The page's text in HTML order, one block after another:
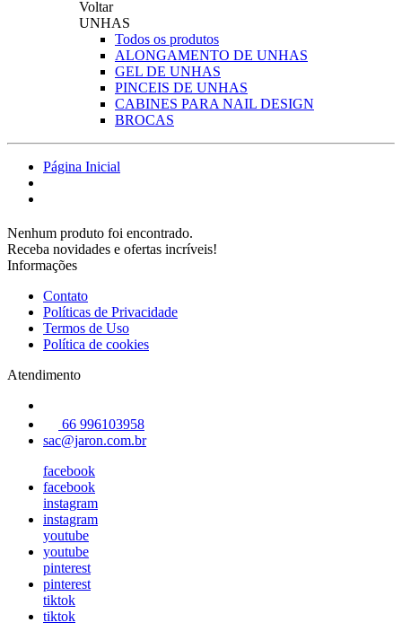
Voltar
UNHAS
Todos os produtos
ALONGAMENTO DE UNHAS
GEL DE UNHAS
PINCEIS DE UNHAS
CABINES PARA NAIL DESIGN
BROCAS
Página Inicial
Nenhum produto foi encontrado.
Receba novidades e ofertas incríveis!
Informações
Contato
Políticas de Privacidade
Termos de Uso
Política de cookies
Atendimento
66 996103958
sac@jaron.com.br
facebook
facebook
instagram
instagram
youtube
youtube
pinterest
pinterest
tiktok
tiktok